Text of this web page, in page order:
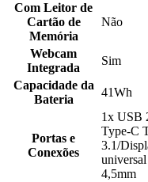
Com Leitor de
Cartão de
Memória
Não
Webcam
Integrada
Sim
Capacidade da
Bateria
41Wh
Portas e
Conexões
1x USB
Type-C
3.1/
4,5mm